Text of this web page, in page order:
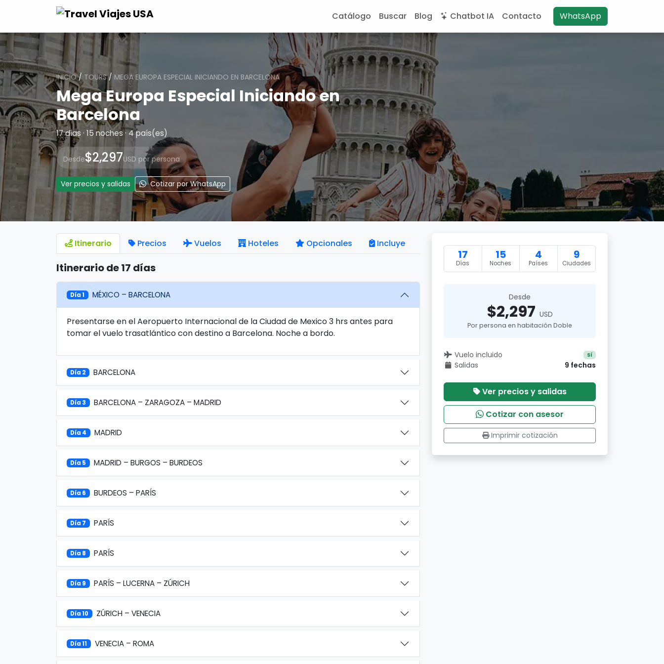
Catálogo Buscar Blog Chatbot IA Contacto WhatsApp
INICIO/ TOURS/ MEGA EUROPA ESPECIAL INICIANDO EN BARCELONA
Mega Europa Especial Iniciando en
Barcelona
17 días · 15 noches · 4 país(es)
Desde$2,297USD por persona
Ver precios y salidas Cotizar por WhatsApp
Itinerario Precios Vuelos Hoteles Opcionales Incluye
Itinerario de 17 días
Día 1 MÉXICO – BARCELONA
Presentarse en el Aeropuerto Internacional de la Ciudad de Mexico 3 hrs antes para
tomar el vuelo trasatlántico con destino a Barcelona. Noche a bordo.
Día 2 BARCELONA
Día 3 BARCELONA – ZARAGOZA – MADRID
Día 4 MADRID
Día 5 MADRID – BURGOS – BURDEOS
Día 6 BURDEOS – PARÍS
Día 7 PARÍS
Día 8 PARÍS
Día 9 PARÍS – LUCERNA – ZÚRICH
Día 10 ZÚRICH – VENECIA
Día 11 VENECIA – ROMA
17
Días
15
Noches
4
Países
9
Ciudades
Desde
$2,297 USD
Por persona en habitación Doble
Vuelo incluido Sí
Salidas 9 fechas
Ver precios y salidas
Cotizar con asesor
Imprimir cotización